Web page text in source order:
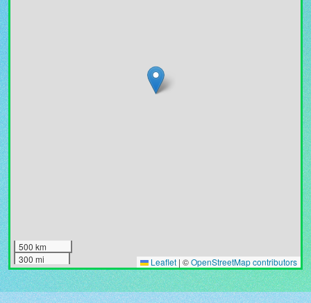
500 km
300 mi
Leaflet | ©OpenStreetMap contributors